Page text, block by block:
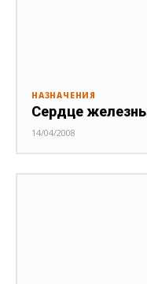
НАЗНАЧЕНИЯ
Сердце
14/04/2008